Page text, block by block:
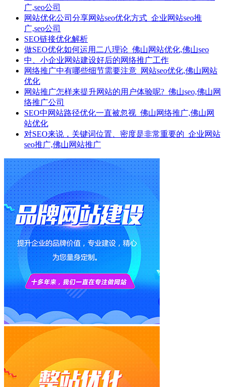
广,seo公司
网站优化公司分享网站seo优化方式_企业网站seo推
广,seo公司
SEO链接优化解析
做SEO优化如何运用二八理论_佛山网站优化,佛山seo
中、小企业网站建设好后的网络推广工作
网络推广中有哪些细节需要注意_网站seo优化,佛山网站
优化
网站推广怎样来提升网站的用户体验呢?_佛山seo,佛山网
络推广公司
SEO中网站路径优化一直被忽视_佛山网络推广,佛山网
站优化
对SEO来说，关键词位置、密度是非常重要的_企业网站
seo推广,佛山网站推广